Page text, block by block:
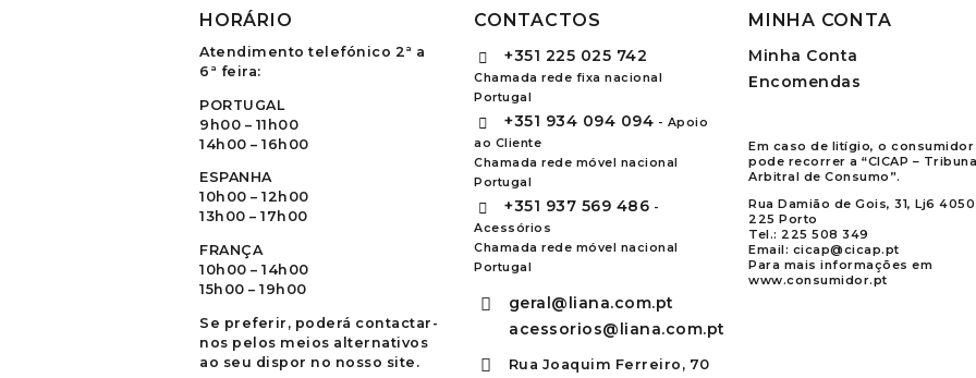
HORÁRIO
Atendimento telefónico 2ª a
6ª feira:
PORTUGAL
9h00 – 11h00
14h00 – 16h00
ESPANHA
10h00 – 12h00
13h00 – 17h00
FRANÇA
10h00 – 14h00
15h00 – 19h00
Se preferir, poderá contactar-
nos pelos meios alternativos
ao seu dispor no nosso site.
CONTACTOS
+351 225 025 742
Chamada rede fixa nacional
Portugal
+351 934 094 094 - Apoio
ao Cliente
Chamada rede móvel nacional
Portugal
+351 937 569 486 -
Acessórios
Chamada rede móvel nacional
Portugal
geral@liana.com.pt
acessorios@liana.com.pt
Rua Joaquim Ferreiro, 70
MINHA CONTA
Minha Conta
Encomendas
Em caso de litígio, o consumidor
pode recorrer a “CICAP –
Arbitral de Consumo”.
Rua Damião de Gois, 31, Lj6
225 Porto
Tel.: 225 508 349
Email: cicap@cicap.pt
Para mais informações em
www.consumidor.pt